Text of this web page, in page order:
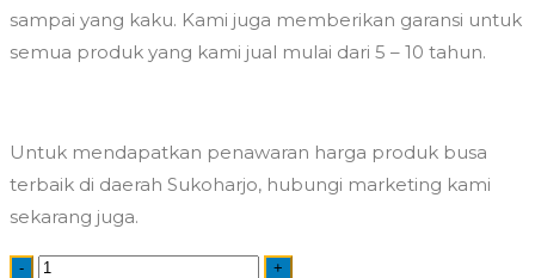
sampai yang kaku. Kami juga memberikan garansi untuk
semua produk yang kami jual mulai dari 5 – 10 tahun.
Untuk mendapatkan penawaran harga produk busa
terbaik di daerah Sukoharjo, hubungi marketing kami
sekarang juga.
-
Kuantitas
+